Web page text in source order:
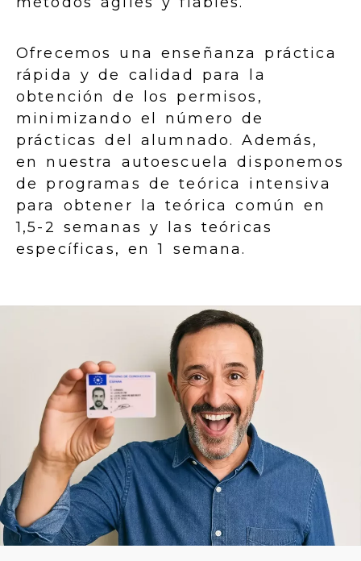
Ofrecemos una enseñanza práctica
rápida y de calidad para la
obtención de los permisos,
minimizando el número de
prácticas del alumnado. Además,
en nuestra autoescuela disponemos
de programas de teórica intensiva
para obtener la teórica común en
1,5-2 semanas y las teóricas
específicas, en 1 semana.